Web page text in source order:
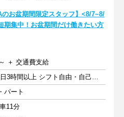
のお盆期間限定スタッフ】<8/7~8/
期集中！お盆期間だけ働きたい方
＋ 交通費支給
週1日以上 1日3時間以上 シフト自由・自己申告
パート
11分